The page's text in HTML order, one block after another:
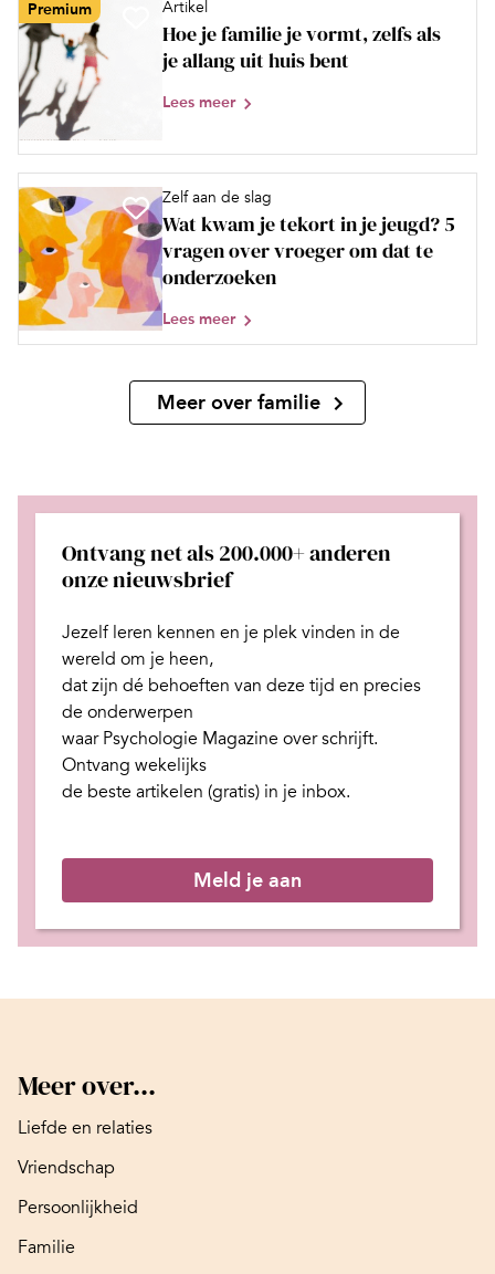
Premium Artikel
Hoe je familie je vormt, zelfs als
je allang uit huis bent
Lees meer
Zelf aan de slag
Wat kwam je tekort in je jeugd? 5
vragen over vroeger om dat te
onderzoeken
Lees meer
Meer over familie
Ontvang net als 200.000+ anderen
onze nieuwsbrief
Jezelf leren kennen en je plek vinden in de
wereld om je heen,
dat zijn dé behoeften van deze tijd en precies
de onderwerpen
waar Psychologie Magazine over schrijft.
Ontvang wekelijks
de beste artikelen (gratis) in je inbox.
Meld je aan
Meer over...
Liefde en relaties
Vriendschap
Persoonlijkheid
Familie